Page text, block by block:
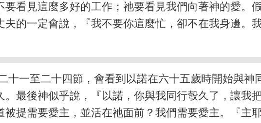
看見這麼多好的工作；祂要看見我們向著神的愛。
的一定會說，『我不要你這麼忙，卻不在我身邊。
十一至二十四節，會看到以諾在六十五歲時開始與神
最後神似乎說，『以諾，你與我同行彀久了，讓我
提需要愛主，並活在祂面前？我們需要愛主。『主